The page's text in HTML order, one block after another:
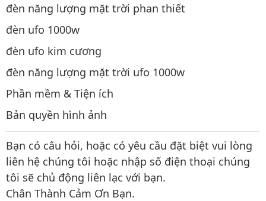
đèn năng lượng mặt trời phan thiết
đèn ufo 1000w
đèn ufo kim cương
đèn năng lượng mặt trời ufo 1000w
Phần mềm & Tiện ích
Bản quyền hình ảnh
Bạn có câu hỏi, hoặc có yêu cầu đặt biệt vui lòng
liên hệ chúng tôi hoặc nhập số điện thoại chúng
tôi sẽ chủ động liên lạc với bạn.
Chân Thành Cảm Ơn Bạn.